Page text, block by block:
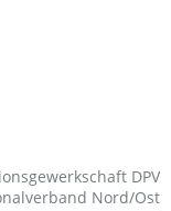
DPV
Nord/Ost